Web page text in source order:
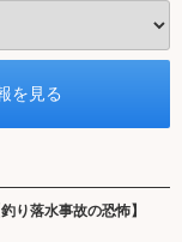
り落水事故の恐怖】